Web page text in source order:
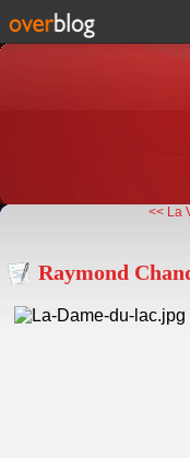
<< La
Raymond